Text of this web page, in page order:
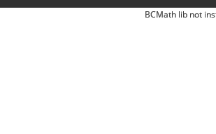
BCMath lib not